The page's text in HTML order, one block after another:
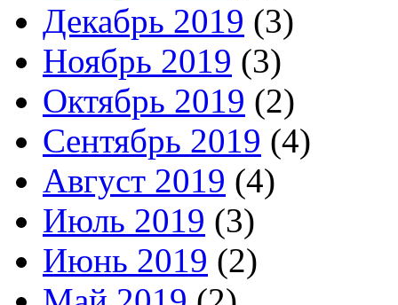
Декабрь 2019 (3)
Ноябрь 2019 (3)
Октябрь 2019 (2)
Сентябрь 2019 (4)
Август 2019 (4)
Июль 2019 (3)
Июнь 2019 (2)